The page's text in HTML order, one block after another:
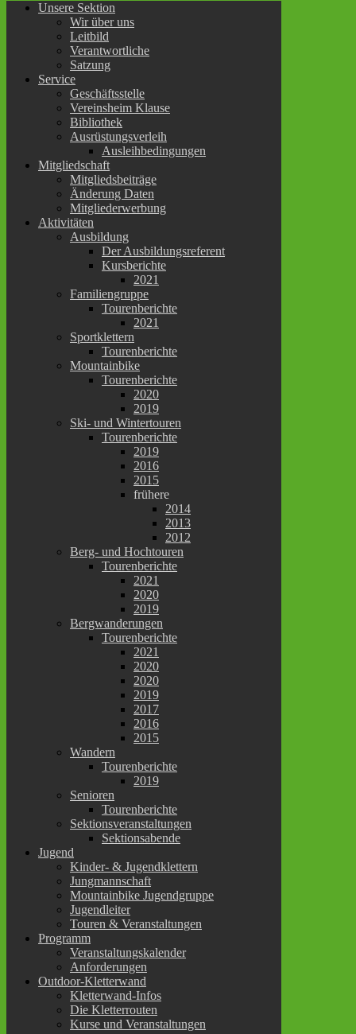
Unsere Sektion
Wir über uns
Leitbild
Verantwortliche
Satzung
Service
Geschäftsstelle
Vereinsheim Klause
Bibliothek
Ausrüstungsverleih
Ausleihbedingungen
Mitgliedschaft
Mitgliedsbeiträge
Änderung Daten
Mitgliederwerbung
Aktivitäten
Ausbildung
Der Ausbildungsreferent
Kursberichte
2021
Familiengruppe
Tourenberichte
2021
Sportklettern
Tourenberichte
Mountainbike
Tourenberichte
2020
2019
Ski- und Wintertouren
Tourenberichte
2019
2016
2015
frühere
2014
2013
2012
Berg- und Hochtouren
Tourenberichte
2021
2020
2019
Bergwanderungen
Tourenberichte
2021
2020
2020
2019
2017
2016
2015
Wandern
Tourenberichte
2019
Senioren
Tourenberichte
Sektionsveranstaltungen
Sektionsabende
Jugend
Kinder- & Jugendklettern
Jungmannschaft
Mountainbike Jugendgruppe
Jugendleiter
Touren & Veranstaltungen
Programm
Veranstaltungskalender
Anforderungen
Outdoor-Kletterwand
Kletterwand-Infos
Die Kletterrouten
Kurse und Veranstaltungen